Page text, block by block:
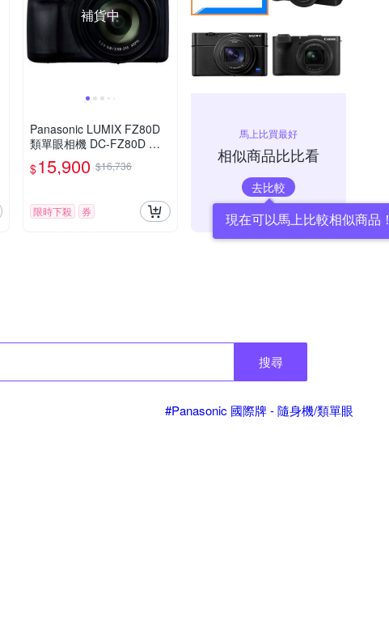
補貨中
Panasonic LUMIX FZ80D
類單眼相機 DC-FZ80D 公
司貨
$15,900 $16,736
限時下殺 券
馬上比買最好
相似商品比比看
去比較
現在可以馬上比較相似商品！
搜尋
#Panasonic 國際牌 - 隨身機/類單眼